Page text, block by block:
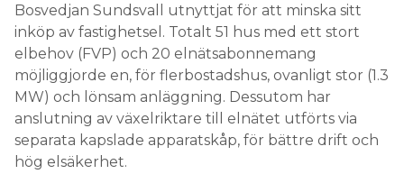
Bosvedjan Sundsvall utnyttjat för att minska sitt
inköp av fastighetsel. Totalt 51 hus med ett stort
elbehov (FVP) och 20 elnätsabonnemang
möjliggjorde en, för flerbostadshus, ovanligt stor (1.3
MW) och lönsam anläggning. Dessutom har
anslutning av växelriktare till elnätet utförts via
separata kapslade apparatskåp, för bättre drift och
hög elsäkerhet.